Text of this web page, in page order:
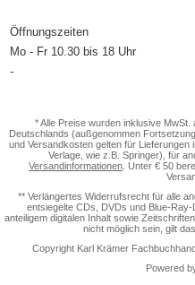
Öffnungszeiten
Mo - Fr 10.30 bis 18 Uhr
-
* Alle Preise wurden inklusive MwSt.
Deutschlands (außgenommen
und Versandkosten gelten für
Verlage, wie z.B. Springer), für
Versandinformationen . Unter € 50
** Verlängertes Widerrufsrecht für alle
entsiegelte CDs, DVDs und Blue-
anteiligem digitalen Inhalt sowie
nicht möglich sein, gilt
Copyright Karl Krämer
Powered